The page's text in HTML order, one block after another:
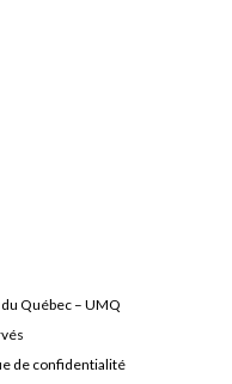
Québec – UMQ
de confidentialité